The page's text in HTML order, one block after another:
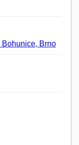
Bohunice, Brno